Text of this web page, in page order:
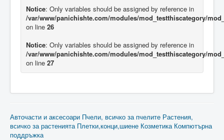
Notice: Only variables should be assigned by reference in
/var/www/panichishte.com/modules/mod_testthiscategory/
on line 26
Notice: Only variables should be assigned by reference in
/var/www/panichishte.com/modules/mod_testthiscategory/
on line 27
Авточасти и аксесоари Пчели, всичко за пчелите Растения,
всичко за растенията Плетки,конци,шиене Козметика Компютърна
поддръжка